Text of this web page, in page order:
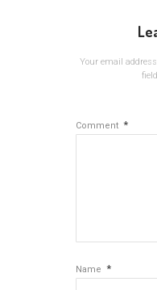
Your email
Comment *
Name *